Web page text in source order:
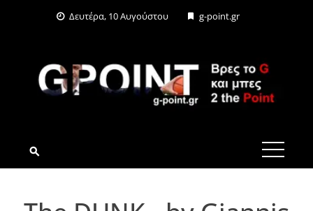
Δευτέρα, 10 Αυγούστου g-point.gr
G-POINT.GR